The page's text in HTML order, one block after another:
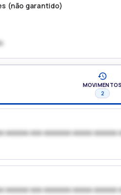
(não garantido)
MOVIMENTOS
2
xxxxxx xxx xxxxxxx xxxxx xxxxxx
xxxxxx xxx xxxxxxx xxxxx xxxxxx